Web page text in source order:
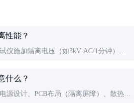
性能？
仪施加隔离电压（如3kV AC/1分钟），
）。
什么？
源设计、PCB布局（隔离屏障）、散热